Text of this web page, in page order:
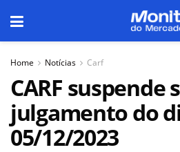
Home Notícias Carf
CARF suspende
julgamento do
05/12/2023